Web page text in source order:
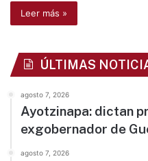
Leer más »
ÚLTIMAS
agosto 7, 2026
Ayotzinapa: dictan
exgobernador de
agosto 7, 2026